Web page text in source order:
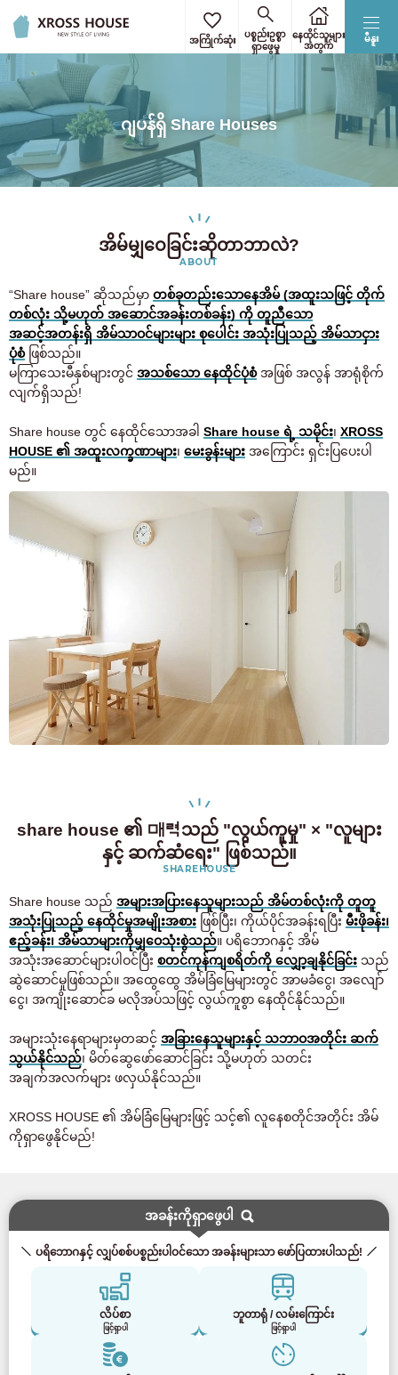
မီနူး
အကြိုက်ဆုံး
ပစ္စည်းဥစ္စာ
ရှာဖွေမှု
နေထိုင်သူများ
အတွက်
ဂျပန်ရှိ Share Houses
အိမ်မျှဝေခြင်းဆိုတာဘာလဲ?
ABOUT
“Share house” ဆိုသည်မှာ တစ်ခုတည်းသောနေအိမ် (အထူးသဖြင့် တိုက်
တစ်လုံး သို့မဟုတ် အဆောင်အခန်းတစ်ခန်း) ကို တူညီသော
အဆင့်အတန်းရှိ အိမ်သာဝင်များများ စုပေါင်း အသုံးပြုသည့် အိမ်သာငှား
ပုံစံဖြစ်သည်။
မကြာသေးမီနှစ်များတွင် အသစ်သော နေထိုင်ပုံစံအဖြစ် အလွန် အာရုံစိုက်
လျက်ရှိသည်!
Share house တွင် နေထိုင်သောအခါ Share house ရဲ့ သမိုင်း၊ XROSS
HOUSE ၏ အထူးလက္ခဏာများ၊ မေးခွန်းများ အကြောင်း ရှင်းပြပေးပါ
မည်။
share house ၏ 매력သည် "လွယ်ကူမှု" × "လူများ
နှင့် ဆက်ဆံရေး" ဖြစ်သည်။
SHAREHOUSE
Share house သည် အများအပြားနေသူများသည် အိမ်တစ်လုံးကို တူတူ
အသုံးပြုသည့် နေထိုင်မှုအမျိုးအစား ဖြစ်ပြီး၊ ကိုယ်ပိုင်အခန်းရပြီး မီးဖိုခန်း၊
ဧည့်ခန်း၊ အိမ်သာများကိုမျှဝေသုံးစွဲသည်။ ပရိဘောဂနှင့် အိမ်
အသုံးအဆောင်များပါဝင်ပြီး စတင်ကုန်ကျစရိတ်ကို လျှော့ချနိုင်ခြင်း သည်
ဆွဲဆောင်မှုဖြစ်သည်။ အထွေထွေ အိမ်ခြံမြေများတွင် အာမခံငွေ၊ အလျော်
ငွေ၊ အကျိုးဆောင်ခ မလိုအပ်သဖြင့် လွယ်ကူစွာ နေထိုင်နိုင်သည်။
အများသုံးနေရာများမှတဆင့် အခြားနေသူများနှင့် သဘာဝအတိုင်း ဆက်
သွယ်နိုင်သည်၊ မိတ်ဆွေဖော်ဆောင်ခြင်း သို့မဟုတ် သတင်း
အချက်အလက်များ ဖလှယ်နိုင်သည်။
XROSS HOUSE ၏ အိမ်ခြံမြေများဖြင့် သင့်၏ လူနေစတိုင်အတိုင်း အိမ်
ကိုရှာဖွေနိုင်မည်!
အခန်းကိုရှာဖွေပါ
ပရိဘောဂနှင့် လျှပ်စစ်ပစ္စည်းပါဝင်သော အခန်းများသာ ဖော်ပြထားပါသည်!
လိပ်စာ
ဖြင့်ရှာပါ
ဘူတာရုံ / လမ်းကြောင်း
ဖြင့်ရှာပါ